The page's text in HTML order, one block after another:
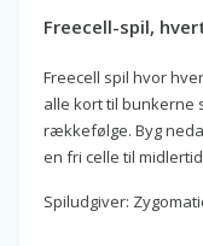
Freecell-spil,
Freecell spil hvor
alle kort til bunkerne
rækkefølge. Byg
en fri celle til
Spiludgiver: